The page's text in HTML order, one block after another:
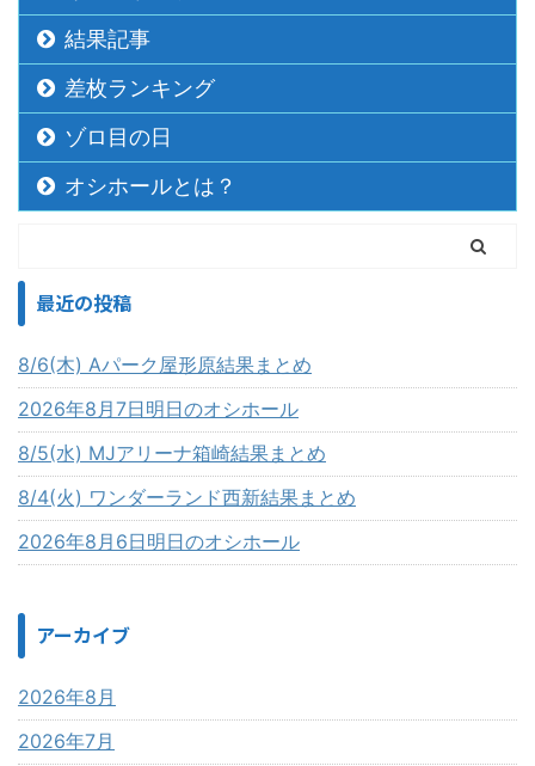
結果記事
差枚ランキング
ゾロ目の日
オシホールとは？
最近の投稿
8/6(木) Aパーク屋形原結果まとめ
2026年8月7日明日のオシホール
8/5(水) MJアリーナ箱崎結果まとめ
8/4(火) ワンダーランド西新結果まとめ
2026年8月6日明日のオシホール
アーカイブ
2026年8月
2026年7月